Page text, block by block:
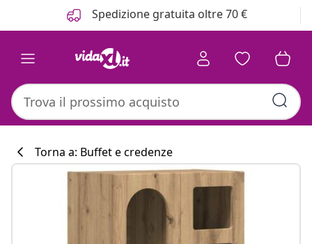
Spedizione gratuita oltre 70 €
Torna a: Buffet e credenze